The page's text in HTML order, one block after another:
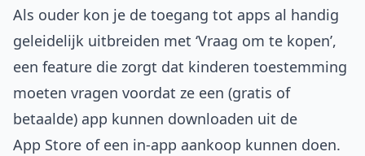
Als ouder kon je de toegang tot apps al handig
geleidelijk uitbreiden met ‘Vraag om te kopen’,
een feature die zorgt dat kinderen toestemming
moeten vragen voordat ze een (gratis of
betaalde) app kunnen downloaden uit de
App Store of een in-app aankoop kunnen doen.